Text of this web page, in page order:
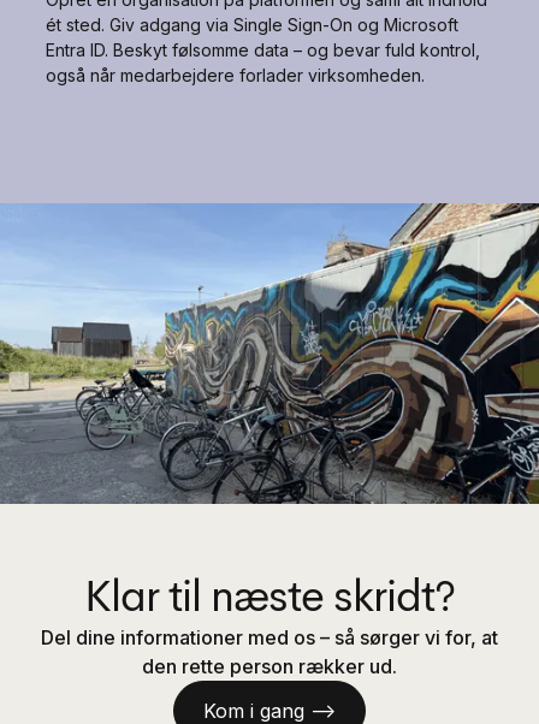
ét sted. Giv adgang via Single Sign-On og Microsoft
Entra ID. Beskyt følsomme data – og bevar fuld kontrol,
også når medarbejdere forlader virksomheden.
Klar til næste skridt?
Del dine informationer med os – så sørger vi for, at
den rette person rækker ud.
Kom i gang —>